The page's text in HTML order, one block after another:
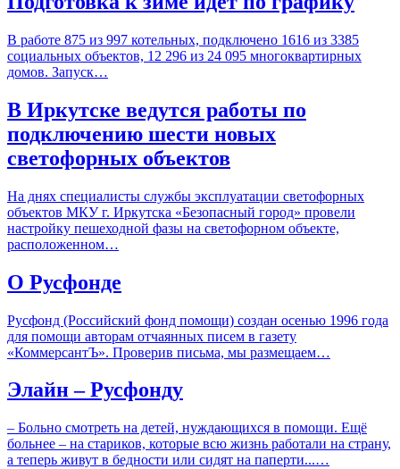
В работе 875 из 997 котельных, подключено 1616 из 3385
социальных объектов, 12 296 из 24 095 многоквартирных
домов. Запуск…
В Иркутске ведутся работы по
подключению шести новых
светофорных объектов
На днях специалисты службы эксплуатации светофорных
объектов МКУ г. Иркутска «Безопасный город» провели
настройку пешеходной фазы на светофорном объекте,
расположенном…
О Русфонде
Русфонд (Российский фонд помощи) создан осенью 1996 года
для помощи авторам отчаянных писем в газету
«КоммерсантЪ». Проверив письма, мы размещаем…
Элайн – Русфонду
– Больно смотреть на детей, нуждающихся в помощи. Ещё
больнее – на стариков, которые всю жизнь работали на страну,
а теперь живут в бедности или сидят на паперти...…